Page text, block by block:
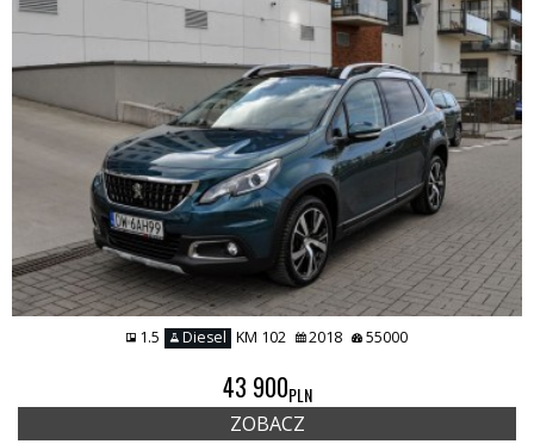
1.5 Diesel KM 102 2018 55000
43 900PLN
ZOBACZ